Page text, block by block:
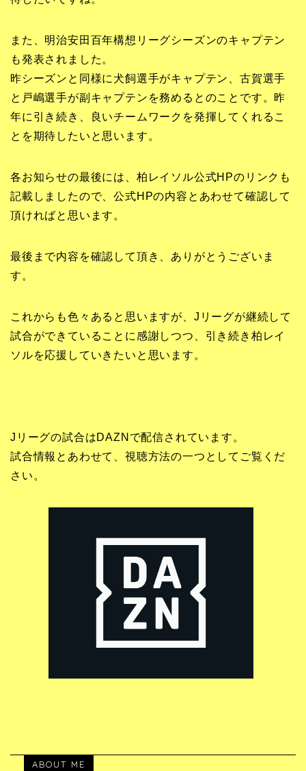
また、明治安田百年構想リーグシーズンのキャプテン
も発表されました。
昨シーズンと同様に犬飼選手がキャプテン、古賀選手
と戸嶋選手が副キャプテンを務めるとのことです。昨
年に引き続き、良いチームワークを発揮してくれるこ
とを期待したいと思います。
各お知らせの最後には、柏レイソル公式HPのリンクも
記載しましたので、公式HPの内容とあわせて確認して
頂ければと思います。
最後まで内容を確認して頂き、ありがとうございま
す。
これからも色々あると思いますが、Jリーグが継続して
試合ができていることに感謝しつつ、引き続き柏レイ
ソルを応援していきたいと思います。
Jリーグの試合はDAZNで配信されています。
試合情報とあわせて、視聴方法の一つとしてご覧くだ
さい。
ABOUT ME